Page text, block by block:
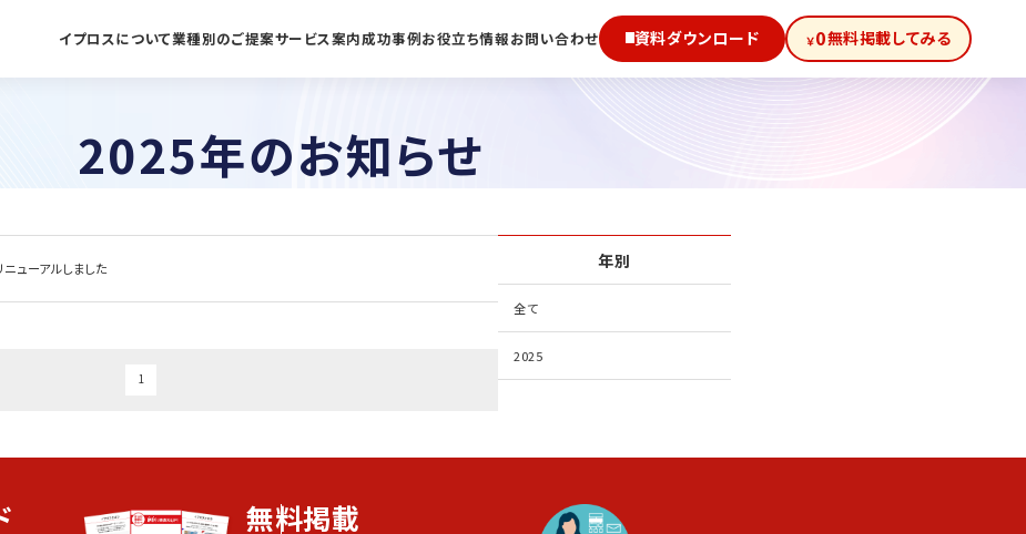
イプロスについて業種別のご提案サービス案内成功事例お役立ち情報お問い合わせ 資料ダウンロード ￥0無料掲載してみる
2025年のお知らせ
ューアルしました
1
年別
全て
2025
無料掲載